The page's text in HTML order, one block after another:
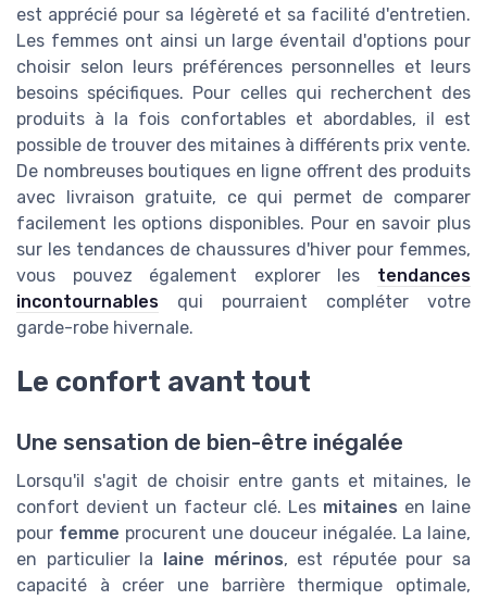
est apprécié pour sa légèreté et sa facilité d'entretien.
Les femmes ont ainsi un large éventail d'options pour
choisir selon leurs préférences personnelles et leurs
besoins spécifiques. Pour celles qui recherchent des
produits à la fois confortables et abordables, il est
possible de trouver des mitaines à différents prix vente.
De nombreuses boutiques en ligne offrent des produits
avec livraison gratuite, ce qui permet de comparer
facilement les options disponibles. Pour en savoir plus
sur les tendances de chaussures d'hiver pour femmes,
vous pouvez également explorer les tendances
incontournables qui pourraient compléter votre
garde-robe hivernale.
Le confort avant tout
Une sensation de bien-être inégalée
Lorsqu'il s'agit de choisir entre gants et mitaines, le
confort devient un facteur clé. Les mitaines en laine
pour femme procurent une douceur inégalée. La laine,
en particulier la
laine mérinos, est réputée pour sa
capacité à créer une barrière thermique optimale,